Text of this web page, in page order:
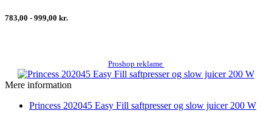
783,00 - 999,00 kr.
Proshop reklame
Mere information
Princess 202045 Easy Fill saftpresser og slow juicer 200 W